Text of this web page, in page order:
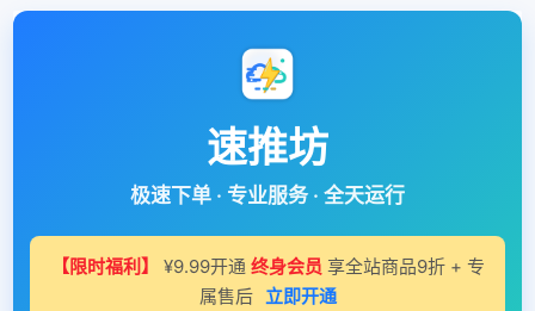
速推坊
极速下单 · 专业服务 · 全天运行
【限时福利】 ¥9.99开通 终身会员 享全站商品9折 + 专
属售后 立即开通